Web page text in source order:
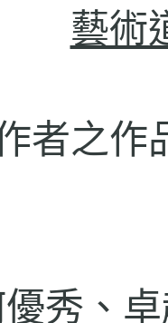
藝術
者之作
秀、